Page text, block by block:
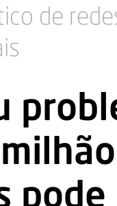
de
pode